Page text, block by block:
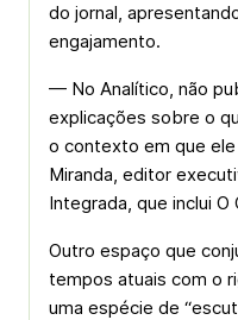
do jornal,
engajamento.
— No Analítico, não
explicações sobre o
o contexto em que
Miranda, editor
Integrada, que inclui O
Outro espaço que
tempos atuais com o
uma espécie de